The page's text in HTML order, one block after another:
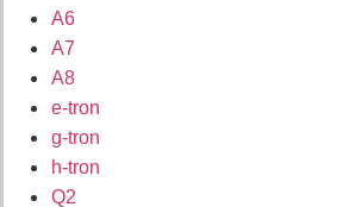
A6
A7
A8
e-tron
g-tron
h-tron
Q2